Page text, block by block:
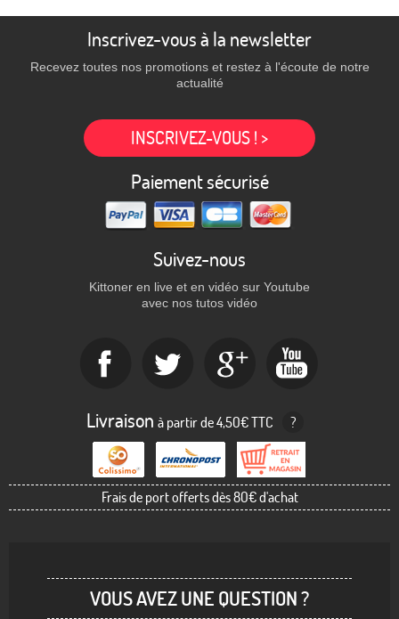
Inscrivez-vous à la newsletter
Recevez toutes nos promotions et restez à l'écoute de notre
actualité
INSCRIVEZ-VOUS ! >
Paiement sécurisé
Suivez-nous
Kittoner en live et en vidéo sur Youtube
avec nos tutos vidéo
Livraison à partir de 4,50€ TTC ?
Frais de port offerts dès 80€ d'achat
VOUS AVEZ UNE QUESTION ?